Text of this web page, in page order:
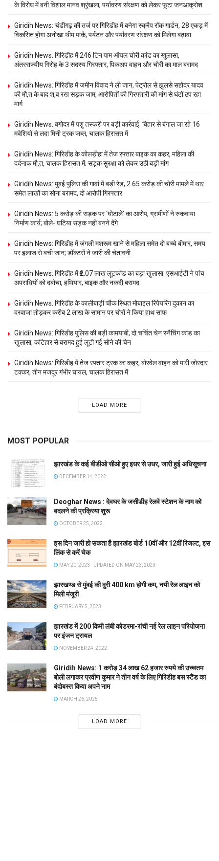
के विरोध में बनी विशाल मानव श्रृंखला, पर्यावरण संरक्षण को लेकर फूटा जनआक्रोश
Giridih News: चंडीगढ़ की तर्ज पर गिरिडीह में बनेगा स्क्रैप रॉक गार्डन, 28 एकड़ में
विकसित होगा अनोखा थीम पार्क, पर्यटन और पर्यावरण संरक्षण को मिलेगा बढ़ावा
Giridih News: गिरिडीह में 246 टिन पाम ऑयल चोरी कांड का खुलासा,
अंतरराज्यीय गिरोह के 3 सदस्य गिरफ्तार, पिकअप वाहन और चोरी का माल बरामद
Giridih News: गिरिडीह में जमीन विवाद ने ली जान, पेट्रोल से झुलसे सहोदर यादव
की मौ,त के बाद श,व रख सड़क जाम, आरोपितों की गिरफ्तारी की मांग से घंटों ठप रहा
मार्ग
Giridih News: बगोदर में पशु तस्करी पर बड़ी कार्रवाई: बिहार से बंगाल जा रहे 16
मवेशियों से लदा मिनी ट्रक जब्त, चालक हिरासत में
Giridih News: गिरिडीह के कोलड़ीहा में तेज रफ्तार बाइक का कहर, महिला की
दर्दनाक मौ,त, चालक हिरासत में; सड़क सुरक्षा को लेकर उठी बड़ी मांग
Giridih News: मुंबई पुलिस की गावां में बड़ी रेड, 2.65 करोड़ की चोरी मामले में थार
समेत लाखों का सोना बरामद, दो आरोपी गिरफ्तार
Giridih News: 5 करोड़ की सड़क पर ‘घोटाले’ का आरोप, ग्रामीणों ने रुकवाया
निर्माण कार्य; बोले- घटिया सड़क नहीं बनने देंगे
Giridih News: गिरिडीह में जंगली मशरूम खाने से महिला समेत दो बच्चे बीमार, समय
पर इलाज से बची जान; डॉक्टरों ने जारी की चेतावनी
Giridih News: गिरिडीह में ₹2.07 लाख लूटकांड का बड़ा खुलासा: एसआईटी ने पांच
अपराधियों को दबोचा, हथियार, बाइक और नकदी बरामद
Giridih News: गिरिडीह के कालीबाड़ी चौक स्थित मोबाइल रिपेयरिंग दुकान का
दरवाजा तोड़कर करीब 2 लाख के सामान पर चोरों ने किया हाथ साफ
Giridih News: गिरिडीह पुलिस की बड़ी कामयाबी, दो चर्चित चेन स्नैचिंग कांड का
खुलासा, कटिहार से बरामद हुई लूटी गई सोने की चेन
Giridih News: गिरिडीह में तेज रफ्तार ट्रक का कहर, बोरवेल वाहन को मारी जोरदार
टक्कर, तीन मजदूर गंभीर घायल, चालक हिरासत में
LOAD MORE
MOST POPULAR
झारखंड के कई बीडीओ सीओ हुए इधर से उधर, जारी हुई अधिसूचना
DECEMBER 14, 2022
Deoghar News : देवघर के जसीडीह रेलवे स्टेशन के नाम को
बदलने की प्रक्रिया शुरू
OCTOBER 25, 2022
इस दिन जारी हो सकता है झारखंड बोर्ड 10वीं और 12वीं रिजल्ट, इस
लिंक से करें चेक
MAY 20, 2023 - UPDATED ON MAY 23, 2023
झारखण्ड से मुंबई की दुरी 400 km होगी कम, नयी रेल लाइन को
मिली मंजूरी
FEBRUARY 5, 2023
झारखंड में 200 किमी लंबी कोडरमा-रांची नई रेल लाइन परियोजना
पर इंजन ट्रायल
NOVEMBER 24, 2022
Giridih News: 1 करोड़ 34 लाख 62 हजार रुपये की उच्चतम
बोली लगाकर प्रवीण कुमार ने तीन वर्ष के लिए गिरिडीह बस स्टैंड का
बंदोबस्त किया अपने नाम
MARCH 26, 2025
LOAD MORE